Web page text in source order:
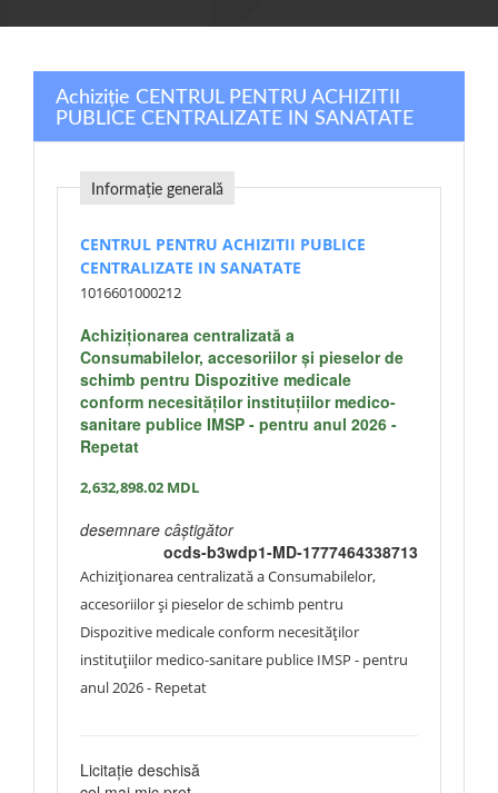
Achiziție CENTRUL PENTRU ACHIZITII
PUBLICE CENTRALIZATE IN SANATATE
Informație generală
CENTRUL PENTRU ACHIZITII PUBLICE
CENTRALIZATE IN SANATATE
1016601000212
Achiziţionarea centralizată a
Consumabilelor, accesoriilor și pieselor de
schimb pentru Dispozitive medicale
conform necesităților instituțiilor medico-
sanitare publice IMSP - pentru anul 2026 -
Repetat
2,632,898.02 MDL
desemnare câștigător
ocds-b3wdp1-MD-1777464338713
Achiziţionarea centralizată a Consumabilelor,
accesoriilor și pieselor de schimb pentru
Dispozitive medicale conform necesităților
instituțiilor medico-sanitare publice IMSP - pentru
anul 2026 - Repetat
Licitație deschisă